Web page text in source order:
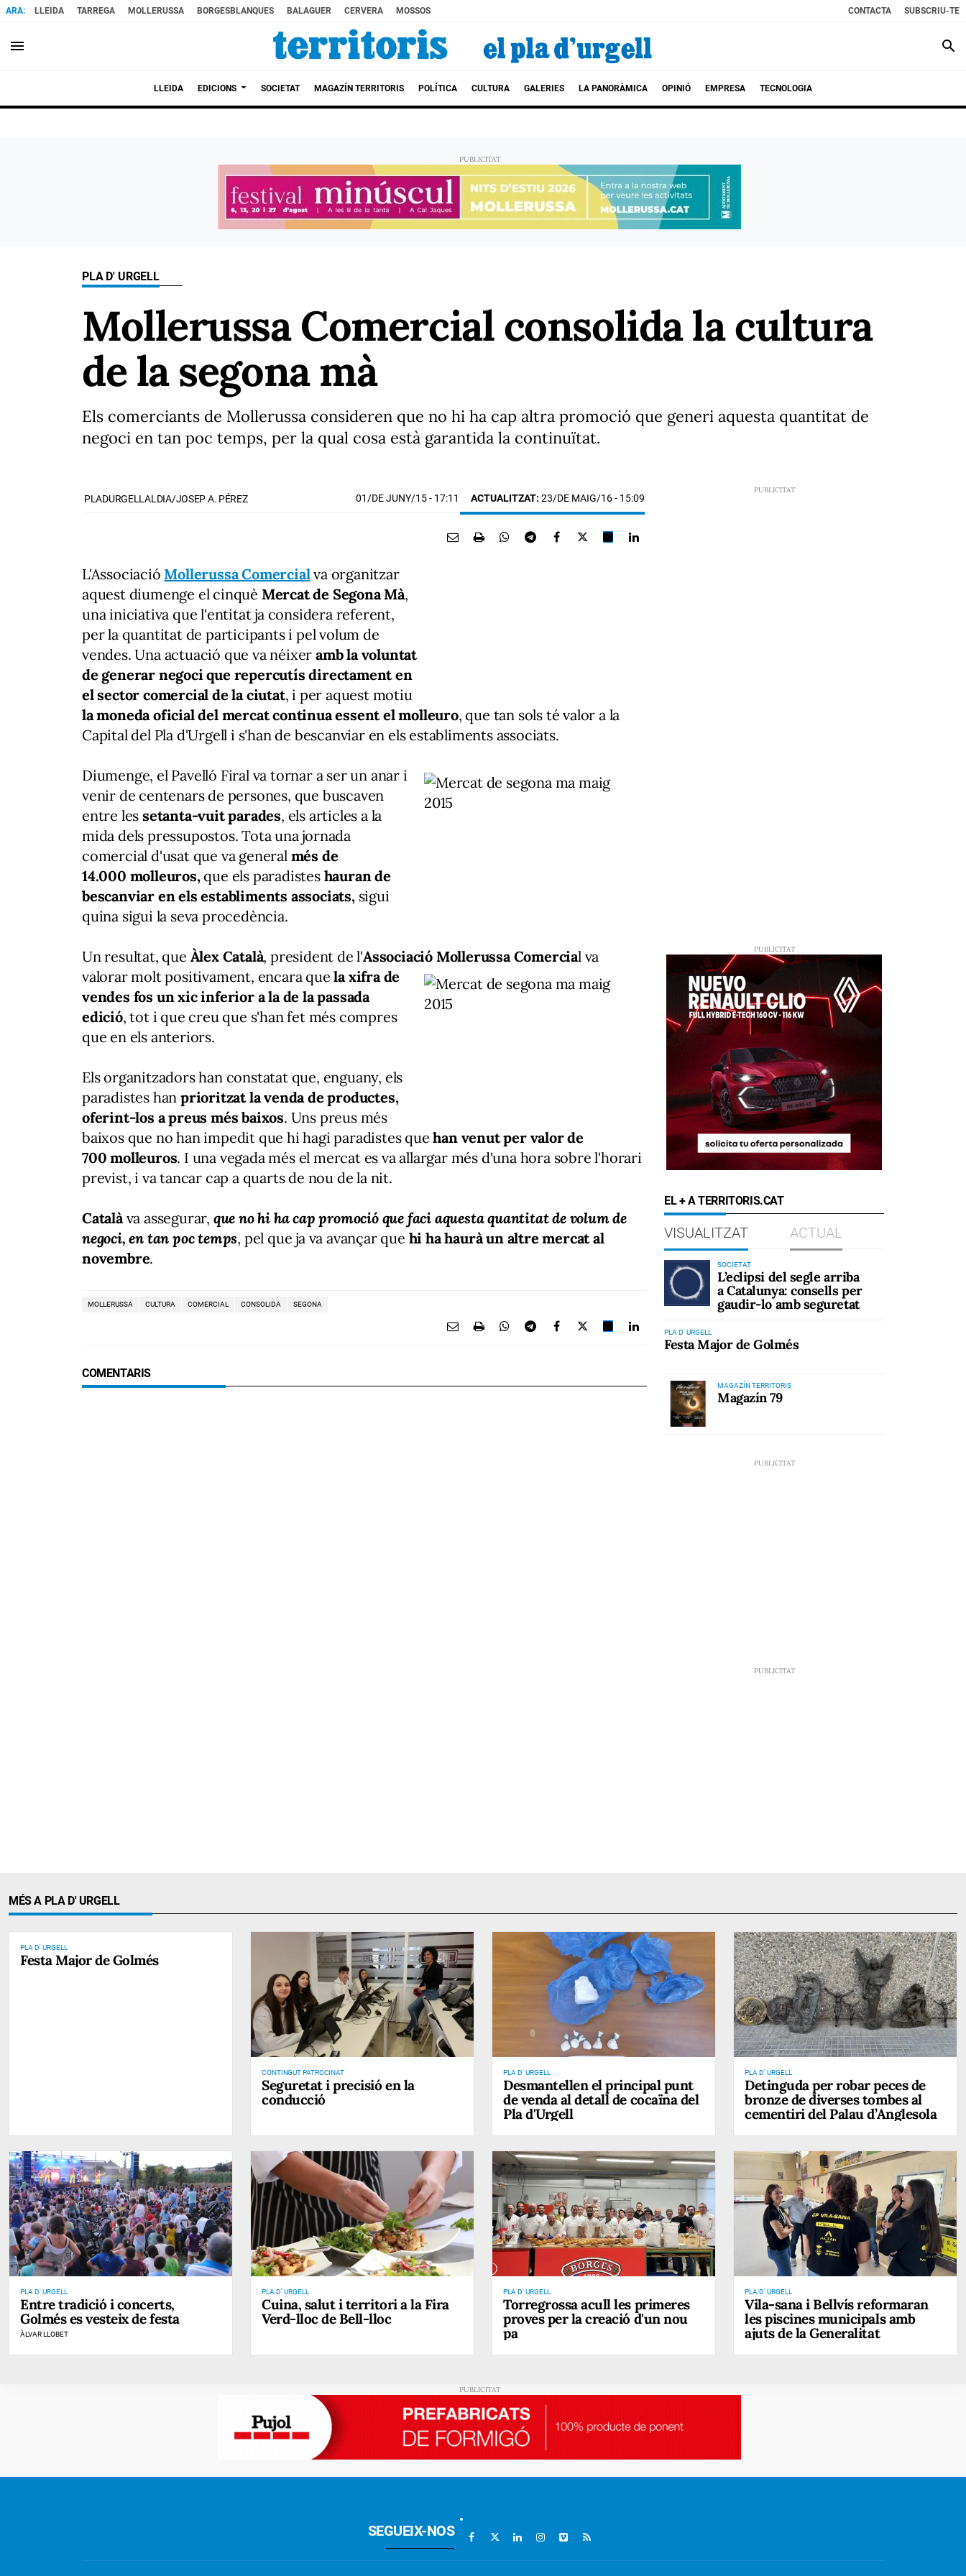
LLEIDA TARREGA MOLLERUSSA BORGESBLANQUES BALAGUER CERVERA MOSSOS CONTACTA SUBSCRIU-TE
menu search
LLEIDA EDICIONS SOCIETAT MAGAZÍN TERRITORIS POLÍTICA CULTURA GALERIES LA PANORÀMICA OPINIÓ EMPRESA TECNOLOGIA
PLA D' URGELL
Mollerussa Comercial consolida la cultura
de la segona mà
Els comerciants de Mollerussa consideren que no hi ha cap altra promoció que generi aquesta quantitat de
negoci en tan poc temps, per la qual cosa està garantida la continuïtat.
PLADURGELLALDIA/JOSEP A. PÉREZ 01/DE JUNY/15- 17:11 ACTUALITZAT: 23/DE MAIG/16 - 15:09
L'Associació Mollerussa Comercialva organitzar
aquest diumenge el cinquè Mercat de Segona Mà,
una iniciativa que l'entitat ja considera referent,
per la quantitat de participants i pel volum de
vendes. Una actuació que va néixer amb la voluntat
de generar negoci que repercutís directament en
el sector comercial de la ciutat, i per aquest motiu
la moneda oficial del mercat continua essent el molleuro, que tan sols té valor a la
Capital del Pla d'Urgell i s'han de bescanviar en els establiments associats.
Diumenge, el Pavelló Firal va tornar a ser un anar i
venir de centenars de persones, que buscaven
entre lessetanta-vuit parades, els articles a la
mida dels pressupostos. Tota una jornada
comercial d'usat que va general més de
14.000 molleuros,que els paradisteshauran de
bescanviar en els establiments associats,sigui
quina sigui la seva procedència.
Un resultat, que Àlex Català, president de l'Associació Mollerussa Comercial va
valorar moltpositivament, encara quela xifra de
vendes fos un xic inferior a la de la passada
edició, tot i que creu que s'han fet més compres
que en els anteriors.
Els organitzadors han constatat que, enguany, els
paradistes hanprioritzat la venda de productes,
oferint-los a preus més baixos. Uns preus més
baixos que no han impedit que hi hagi paradistes que han venut per valor de
700 molleuros. I una vegada més el mercat es va allargar més d'una hora sobre l'horari
previst, i va tancar cap a quarts de nou de la nit.
Catalàva assegurar, que no hi ha cap promoció que faci aquesta quantitat de volum de
negoci, en tan poc temps, pel que ja va avançar que hi ha haurà un altre mercat al
novembre.
MOLLERUSSA CULTURA COMERCIAL CONSOLIDA SEGONA
COMENTARIS
EL + A TERRITORIS.CAT
VISUALITZAT ACTUAL
SOCIETAT
L’eclipsi del segle arriba
a Catalunya: consells per
gaudir-lo amb seguretat
PLA D' URGELL
Festa Major de Golmés
MAGAZÍN TERRITORIS
Magazín 79
MÉS A PLA D' URGELL
PLA D' URGELL
Festa Major de Golmés
CONTINGUT PATROCINAT
Seguretat i precisió en la
conducció
PLA D' URGELL
Desmantellen el principal punt
de venda al detall de cocaïna del
Pla d'Urgell
PLA D' URGELL
Detinguda per robar peces de
bronze de diverses tombes al
cementiri del Palau d’Anglesola
PLA D' URGELL
Entre tradició i concerts,
Golmés es vesteix de festa
ÀLVAR LLOBET
PLA D' URGELL
Cuina, salut i territori a la Fira
Verd-lloc de Bell-lloc
PLA D' URGELL
Torregrossa acull les primeres
proves per la creació d'un nou
pa
PLA D' URGELL
Vila-sana i Bellvís reformaran
les piscines municipals amb
ajuts de la Generalitat
SEGUEIX-NOS